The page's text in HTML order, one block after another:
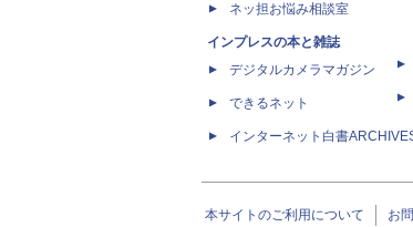
ネッ担お悩み相談室
インプレスの本と雑誌
デジタルカメラマガジン
できるネット
インターネット白書
本サイトのご利用について お